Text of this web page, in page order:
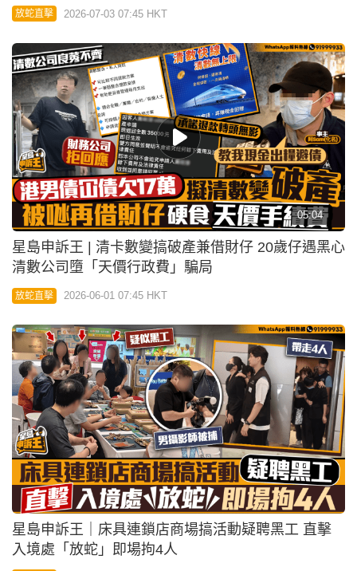
放蛇直擊 2026-07-03 07:45 HKT
05:04
星島申訴王 | 清卡數變搞破產兼借財仔 20歲仔遇黑心
清數公司墮「天價行政費」騙局
放蛇直擊 2026-06-01 07:45 HKT
星島申訴王｜床具連鎖店商場搞活動疑聘黑工 直擊
入境處「放蛇」即場拘4人